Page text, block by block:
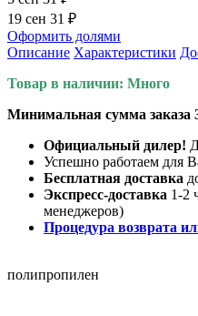
19 сен 31 ₽
Оформить долями
Описание Характеристики
Товар в наличии: Много
Минимальная сумма заказа
Официальный дилер!
Успешно работаем для
Бесплатная доставка
Экспресс-доставка 1-2
менеджеров)
Процедура возврата
полипропилен